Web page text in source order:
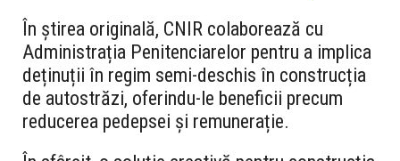
În știrea originală, CNIR colaborează cu
Administrația Penitenciarelor pentru a implica
deținuții în regim semi-deschis în construcția
de autostrăzi, oferindu-le beneficii precum
reducerea pedepsei și remunerație.